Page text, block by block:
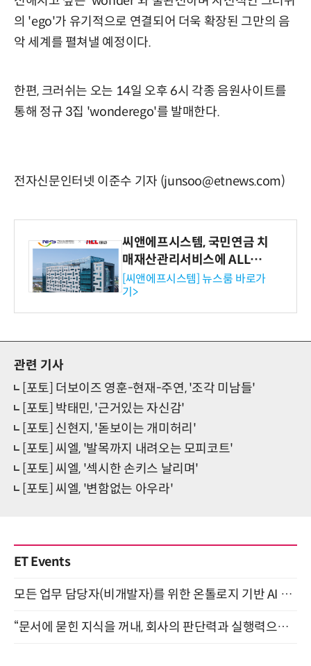
의 'ego'가 유기적으로 연결되어 더욱 확장된 그만의 음
악 세계를 펼쳐낼 예정이다.
한편, 크러쉬는 오는 14일 오후 6시 각종 음원사이트를
통해 정규 3집 'wonderego'를 발매한다.
전자신문인터넷 이준수 기자 (junsoo@etnews.com)
씨앤에프시스템, 국민연금 치
매재산관리서비스에 ALL# E
RP 공급
[씨앤에프시스템] 뉴스룸 바로가
기>
관련 기사
[포토] 더보이즈 영훈-현재-주연, '조각 미남들'
[포토] 박태민, '근거있는 자신감'
[포토] 신현지, '돋보이는 개미허리'
[포토] 씨엘, '발목까지 내려오는 모피코트'
[포토] 씨엘, '섹시한 손키스 날리며'
[포토] 씨엘, '변함없는 아우라'
ET Events
모든 업무 담당자(비개발자)를 위한 온톨로지 기반 AI 지식체계 설계 1-day 워크숍 8월 20일 개최
“문서에 묻힌 지식을 꺼내, 회사의 판단력과 실행력으로 바꾸다” (8/20)